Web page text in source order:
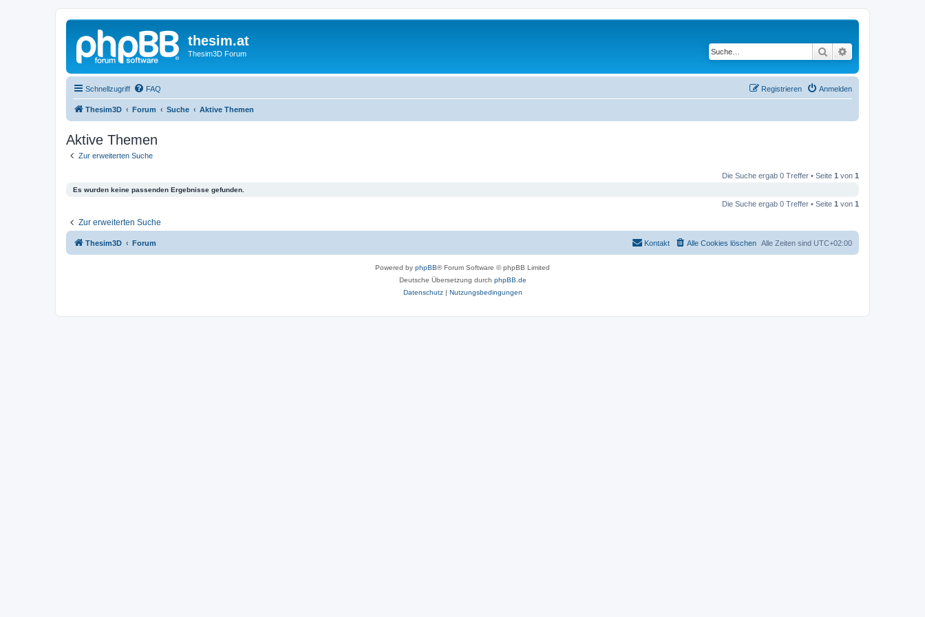
thesim.at
Thesim3D Forum Suche
Schnellzugriff FAQ Anmelden
Registrieren
Thesim3D Forum Suche Aktive Themen
Aktive Themen
Zur erweiterten Suche
Die Suche ergab 0 Treffer • Seite 1 von 1
Es wurden keine passenden Ergebnisse gefunden.
Die Suche ergab 0 Treffer • Seite 1 von 1
Zur erweiterten Suche
Thesim3D Forum Alle Zeiten sind UTC+02:00
Alle Cookies löschen
Kontakt
Powered by phpBB® Forum Software © phpBB Limited
Deutsche Übersetzung durch phpBB.de
Datenschutz| Nutzungsbedingungen